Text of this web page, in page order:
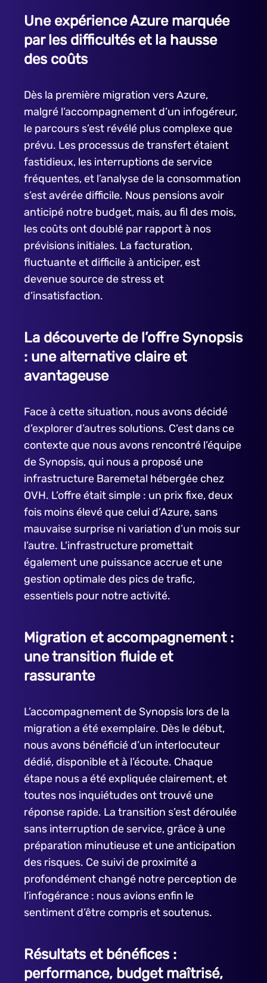
Une expérience Azure marquée
par les difficultés et la hausse
des coûts
Dès la première migration vers Azure,
malgré l’accompagnement d’un infogéreur,
le parcours s’est révélé plus complexe que
prévu. Les processus de transfert étaient
fastidieux, les interruptions de service
fréquentes, et l’analyse de la consommation
s’est avérée difficile. Nous pensions avoir
anticipé notre budget, mais, au fil des mois,
les coûts ont doublé par rapport à nos
prévisions initiales. La facturation,
fluctuante et difficile à anticiper, est
devenue source de stress et
d’insatisfaction.
La découverte de l’offre Synopsis
: une alternative claire et
avantageuse
Face à cette situation, nous avons décidé
d’explorer d’autres solutions. C’est dans ce
contexte que nous avons rencontré l’équipe
de Synopsis, qui nous a proposé une
infrastructure Baremetal hébergée chez
OVH. L’offre était simple : un prix fixe, deux
fois moins élevé que celui d’Azure, sans
mauvaise surprise ni variation d’un mois sur
l’autre. L’infrastructure promettait
également une puissance accrue et une
gestion optimale des pics de trafic,
essentiels pour notre activité.
Migration et accompagnement :
une transition fluide et
rassurante
L’accompagnement de Synopsis lors de la
migration a été exemplaire. Dès le début,
nous avons bénéficié d’un interlocuteur
dédié, disponible et à l’écoute. Chaque
étape nous a été expliquée clairement, et
toutes nos inquiétudes ont trouvé une
réponse rapide. La transition s’est déroulée
sans interruption de service, grâce à une
préparation minutieuse et une anticipation
des risques. Ce suivi de proximité a
profondément changé notre perception de
l’infogérance : nous avions enfin le
sentiment d’être compris et soutenus.
Résultats et bénéfices :
performance, budget maîtrisé,